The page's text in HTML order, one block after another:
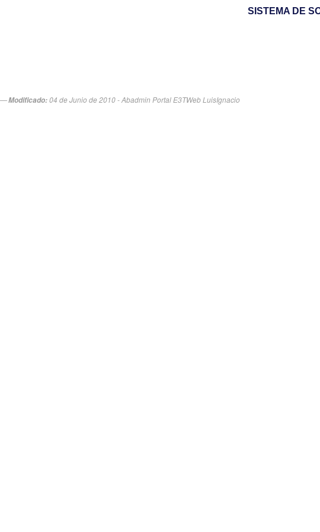
SISTEMA DE
Modificado:04 de Junio de 2010 - Abadmin Portal E3TWeb LuisIgnacio